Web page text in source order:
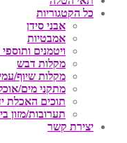
כל הקטגוריות
אבני סידן
אמבטיות
ויטמנים ותוספי
מקלות דבש
מקלות שיוף/
מתקני מים/
תוכים האכלת
תערובות/מזון
יצירת קשר